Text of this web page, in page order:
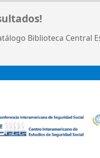
Biblioteca Central